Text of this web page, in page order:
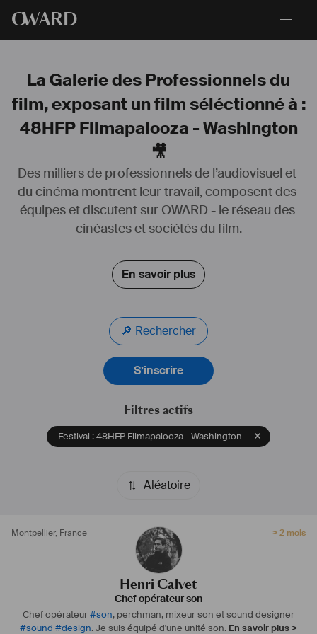
OWARD
La Galerie des Professionnels du
film, exposant un film séléctionné à :
48HFP Filmapalooza - Washington
🎥
Des milliers de professionnels de l’audiovisuel et
du cinéma montrent leur travail, composent des
équipes et discutent sur OWARD - le réseau des
cinéastes et sociétés du film.
En savoir plus
🔎 Rechercher
S’inscrire
Filtres actifs
Festival : 48HFP Filmapalooza - Washington
Aléatoire
Montpellier, France > 2 mois
Henri Calvet
Chef opérateur son
Chef opérateur#son, perchman, mixeur son et sound designer
#sound #design. Je suis équipé d'une unité son. En savoir plus >
Diplômé d'un #BTS Audiovisuel en 2019 et d'une formation en Sound
Design en 2020,
J'ai travaillé comme #chef #opérateur son ou encore
Je suis ouvert à tout type de proposition (#fictions
interviews, ...), ainsi qu'à différentes responsabilités
, composition à l'image, sound design,